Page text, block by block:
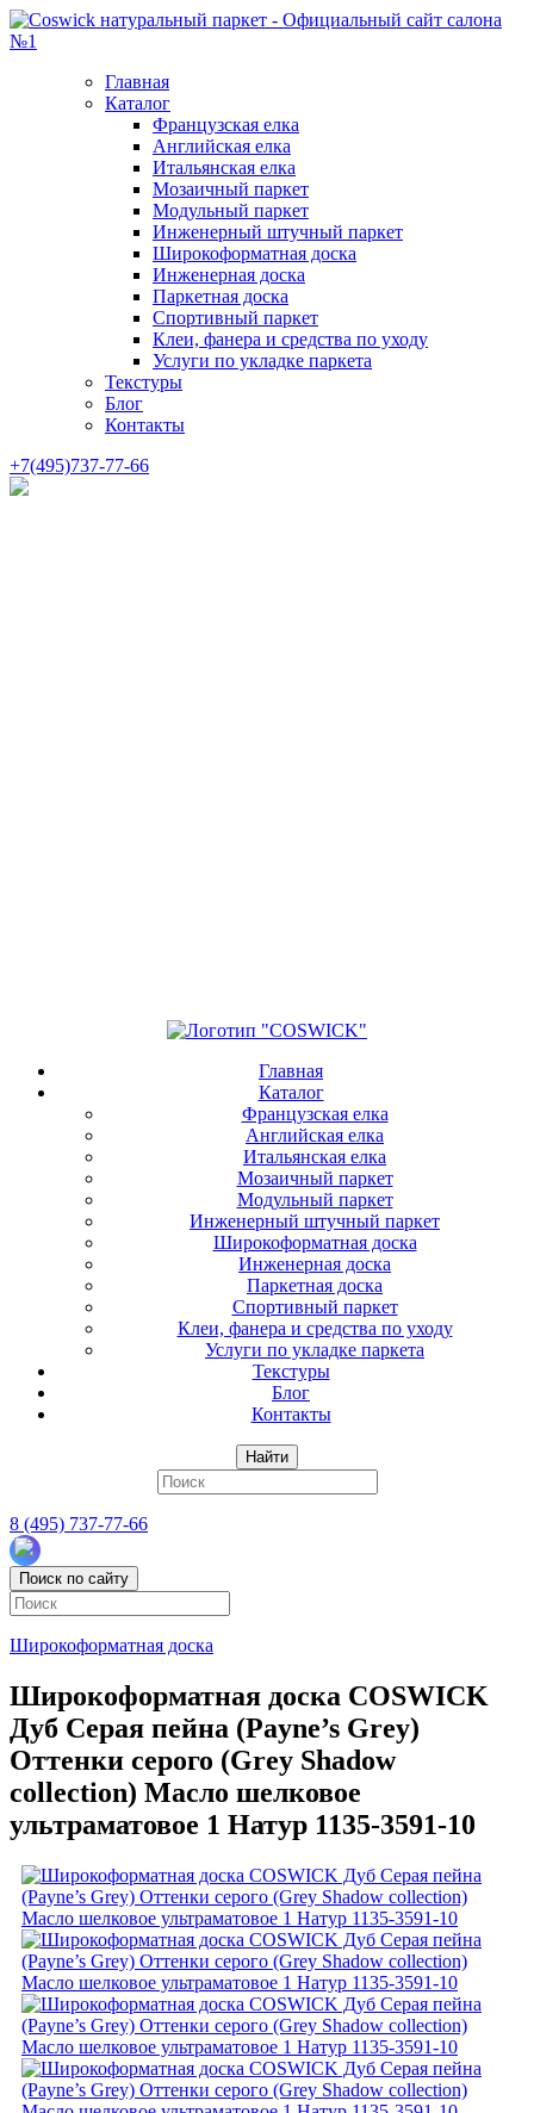
Главная
Каталог
Французская елка
Английская елка
Итальянская елка
Мозаичный паркет
Модульный паркет
Инженерный штучный паркет
Широкоформатная доска
Инженерная доска
Паркетная доска
Спортивный паркет
Клеи, фанера и средства по уходу
Услуги по укладке паркета
Текстуры
Блог
Контакты
+7(495)737-77-66
Главная
Каталог
Французская елка
Английская елка
Итальянская елка
Мозаичный паркет
Модульный паркет
Инженерный штучный паркет
Широкоформатная доска
Инженерная доска
Паркетная доска
Спортивный паркет
Клеи, фанера и средства по уходу
Услуги по укладке паркета
Текстуры
Блог
Контакты
Найти
8 (495) 737-77-66
Поиск по сайту
Широкоформатная доска
Широкоформатная доска COSWICK
Дуб Серая пейна (Payne’s Grey)
Оттенки серого (Grеy Shadow
collection) Масло шелковое
ультраматовое 1 Натур 1135-3591-10